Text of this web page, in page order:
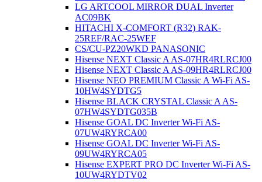
LG ARTCOOL MIRROR DUAL Inverter
AC09BK
HITACHI X-COMFORT (R32) RAK-
25REF/RAC-25WEF
CS/CU-PZ20WKD PANASONIC
Hisense NEXT Classic A AS-07HR4RLRCJ00
Hisense NEXT Classic A AS-09HR4RLRCJ00
Hisense NEO PREMIUM Classic A Wi-Fi AS-
10HW4SYDTG5
Hisense BLACK CRYSTAL Classic A AS-
07HW4SYDTG035В
Hisense GOAL DC Inverter Wi-Fi AS-
07UW4RYRCA00
Hisense GOAL DC Inverter Wi-Fi AS-
09UW4RYRCA05
Hisense EXPERT PRO DC Inverter Wi-Fi AS-
10UW4RYDTV02